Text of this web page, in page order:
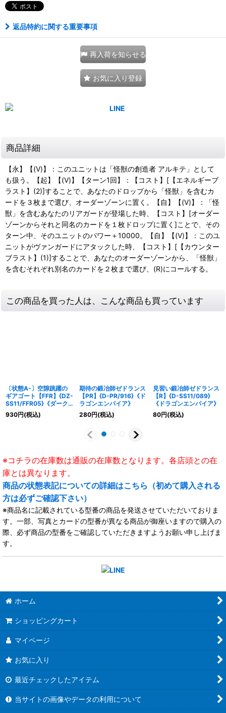
返品特約に関する重要事項
再入荷を知らせる
お気に入り登録
商品詳細
【永】【(V)】：このユニットは「怪獣の創造者 アルキテ」として
も扱う。【起】【(V)】【ターン1回】：【コスト】[【エネルギーブ
ラスト】(2)]することで、あなたのドロップから「怪獣」を含むカ
ードを３枚まで選び、オーダーゾーンに置く。【自】【(V)】：「怪
獣」を含むあなたのリアガードが登場した時、【コスト】[オーダー
ゾーンからそれと同名のカードを１枚ドロップに置く]ことで、その
ターン中、そのユニットのパワー＋10000。【自】【(V)】：このユ
ニットがヴァンガードにアタックした時、【コスト】[【カウンター
ブラスト】(1)]することで、あなたのオーダーゾーンから、「怪獣」
を含むそれぞれ別名のカードを２枚まで選び、(R)にコールする。
この商品を買った人は、こんな商品も買っています
〔状態A-〕空隙跳躍の
ギアゴート【FFR】{DZ-
SS11/FFR05}《ダーク
ステイツ》
930円(税込)
期待の鍛冶師ゼドランス
【PR】{D-PR/916}《ド
ラゴンエンパイア》
280円(税込)
見習い鍛冶師ゼドランス
【R】{D-SS11/089}
《ドラゴンエンパイア》
80円(税込)
※コチラの在庫数は通販の在庫数となります。各店頭との在
庫とは異なります。
商品の状態表記についての詳細はこちら（初めて購入される
方は必ずご確認下さい）
※商品名に記載されている型番の商品を発送させていただいておりま
す。一部、写真とカードの型番が異なる商品が御座いますので購入の
際、必ず商品の型番をご確認していただきますようお願い申し上げま
す。
ホーム
ショッピングカート
マイページ
お気に入り
最近チェックしたアイテム
当サイトの画像やデータの利用について